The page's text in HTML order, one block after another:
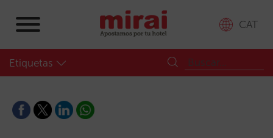
CAT
Etiquetas